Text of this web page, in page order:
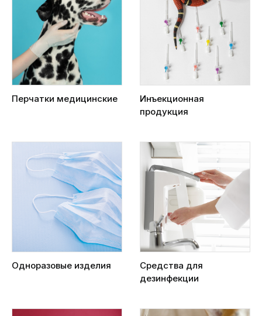
Перчатки медицинские
Инъекционная
продукция
Одноразовые изделия
Средства для
дезинфекции